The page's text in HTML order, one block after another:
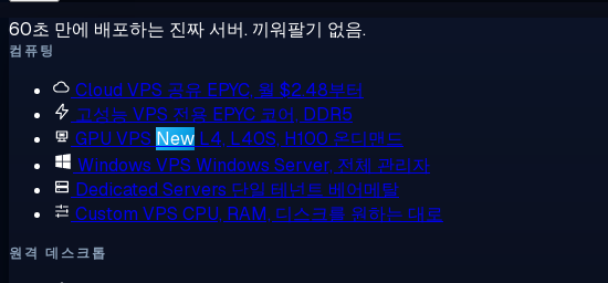
60초 만에 배포하는 진짜 서버. 끼워팔기 없음.
컴퓨팅
Cloud VPS 공유 EPYC, 월 $2.48부터
고성능 VPS 전용 EPYC 코어, DDR5
GPU VPS New L4, L40S, H100 온디맨드
Windows VPS Windows Server, 전체 관리자
Dedicated Servers 단일 테넌트 베어메탈
Custom VPS CPU, RAM, 디스크를 원하는 대로
원격 데스크톱